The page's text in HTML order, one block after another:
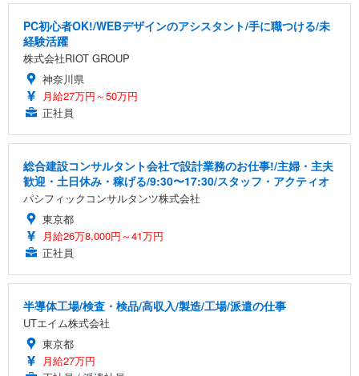
PC初心者OK!/WEBデザインのアシスタント/手に職つける/未
経験活躍
株式会社RIOT GROUP
神奈川県
月給27万円～50万円
正社員
総合建設コンサルタント会社で設計業務のお仕事!/主婦・主夫
歓迎・土日休み・稼げる/9:30〜17:30/スタッフ・アクティオ
パシフィックコンサルタンツ株式会社
東京都
月給26万8,000円～41万円
正社員
半導体工場/検査・検品/高収入/製造/工場/派遣の仕事
UTエイム株式会社
東京都
月給27万円